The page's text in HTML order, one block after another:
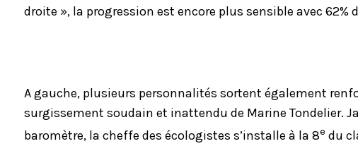
droite », la progression est encore plus sensible avec 62%
A gauche, plusieurs personnalités sortent également
surgissement soudain et inattendu de Marine Tondelier.
baromètre, la cheffe des écologistes s’installe à la 8e du